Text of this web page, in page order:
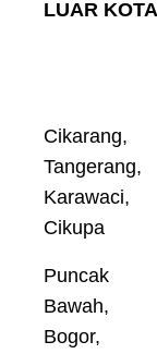
LUAR
Cikarang,
Tangerang,
Karawaci,
Cikupa
Puncak
Bawah,
Bogor,